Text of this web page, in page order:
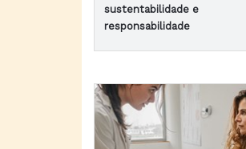
sustentabilidade e
responsabilidade